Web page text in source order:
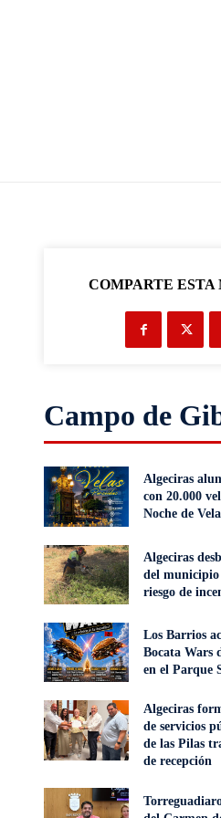
COMPARTE ESTA
Campo de
Algeciras
con 20.000
Noche de
Algeciras
del
riesgo de
Los Barrios
Bocata Wars
en el Parque
Algeciras
de servicios
de las Pilas
de recepción